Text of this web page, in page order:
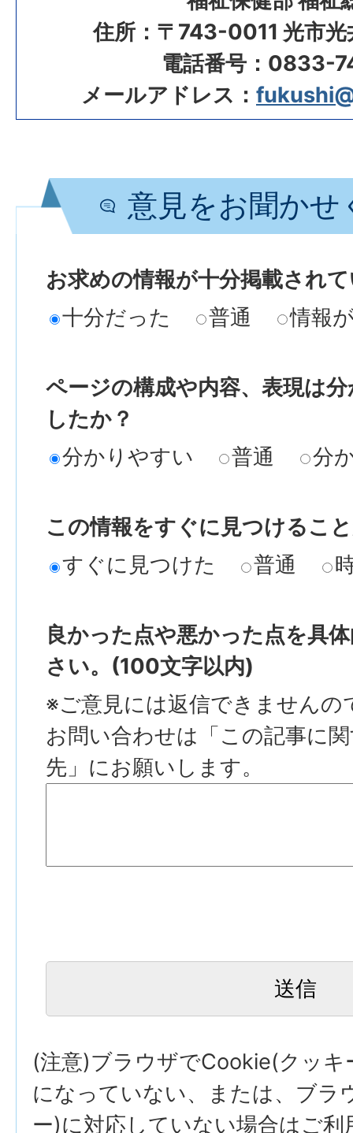
住所：〒743-0011 光市光
電話番号：0833-
メールアドレス：
意見をお聞かせ
お求めの情報が十分掲載され
十分だった
普通 情報
ページの構成や内容、表現は
したか？
分かりやすい
普通 分
この情報をすぐに見つけるこ
すぐに見つけた
普通
良かった点や悪かった点を具
さい。(100文字以内)
※ご意見には返信できませんの
お問い合わせは「この記事に
先」にお願いします。
(注意)ブラウザでCookie(クッキ
になっていない、または、ブラ
ー)に対応していない場合はご利